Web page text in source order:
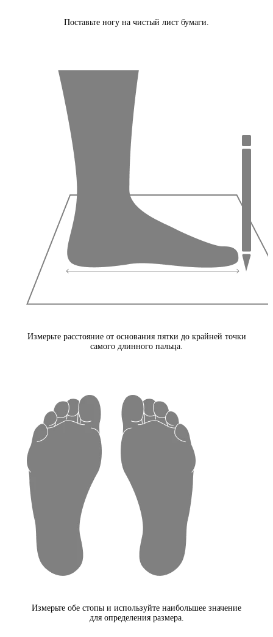
Поставьте ногу на чистый лист бумаги.
Измерьте расстояние от основания пятки до крайней точки
самого длинного пальца.
Измерьте обе стопы и используйте наибольшее значение
для определения размера.